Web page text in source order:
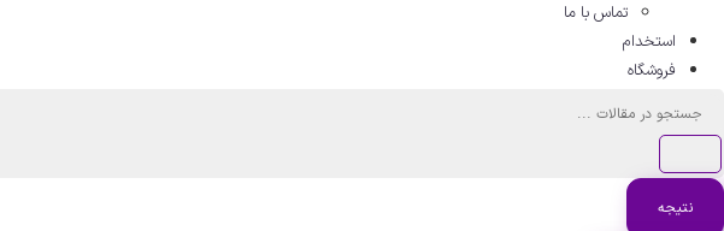
تماس با ما
استخدام
فروشگاه
جستجو
نتیجه